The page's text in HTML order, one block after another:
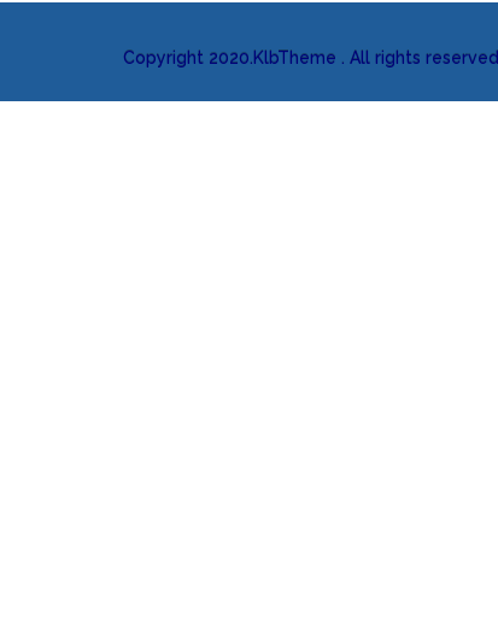
Copyright 2020.KlbTheme . All rights reserved